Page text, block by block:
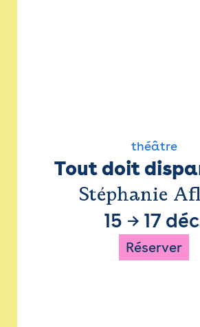
théâtre
Tout doit
Stéphanie
15 → 17
Réserver